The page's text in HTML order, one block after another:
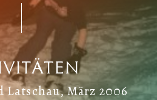
Latschau, März 2006